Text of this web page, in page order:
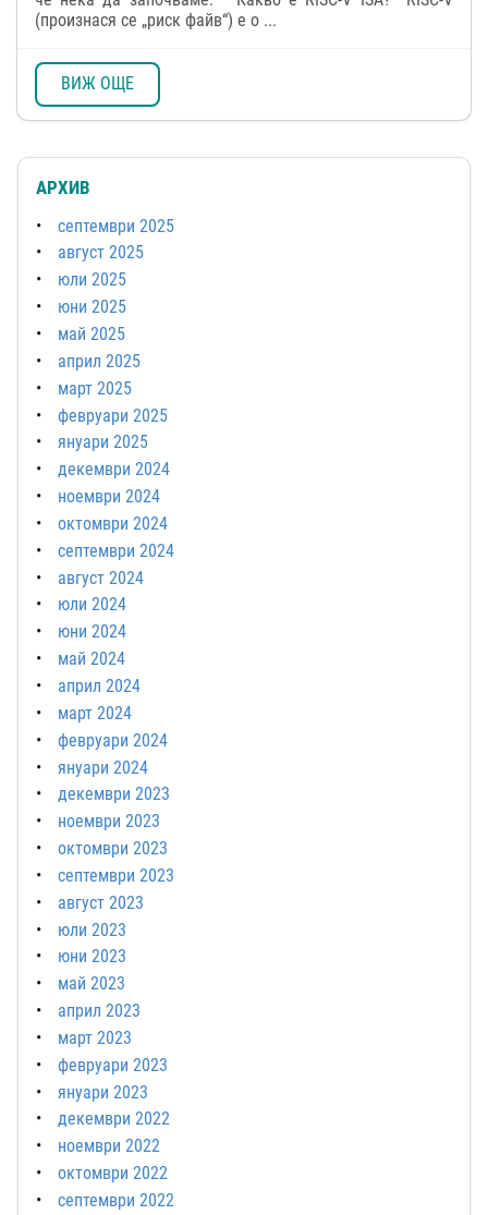
(произнася се „риск файв“) е о ...
ВИЖ ОЩЕ
АРХИВ
септември 2025
август 2025
юли 2025
юни 2025
май 2025
април 2025
март 2025
февруари 2025
януари 2025
декември 2024
ноември 2024
октомври 2024
септември 2024
август 2024
юли 2024
юни 2024
май 2024
април 2024
март 2024
февруари 2024
януари 2024
декември 2023
ноември 2023
октомври 2023
септември 2023
август 2023
юли 2023
юни 2023
май 2023
април 2023
март 2023
февруари 2023
януари 2023
декември 2022
ноември 2022
октомври 2022
септември 2022